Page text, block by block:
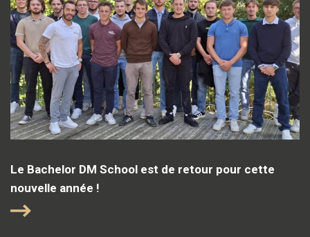
Le Bachelor DM School est de retour pour cette
nouvelle année !